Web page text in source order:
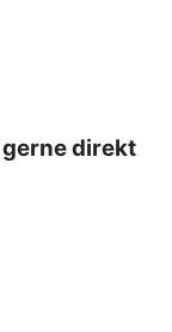
gerne direkt